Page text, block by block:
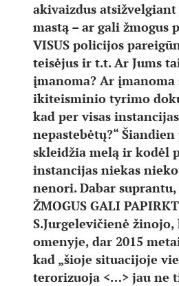
akivaizdus
mastą – ar gali žmogus
VISUS policijos
teisėjus ir t.t. Ar Jums
įmanoma? Ar
ikiteisminio tyrimo
kad per visas
nepastebėtų?“
skleidžia melą ir kodėl
instancijas niekas
nenori. Dabar
ŽMOGUS GALI
S.Jurgelevičienė
omenyje, dar 2015
kad „šioje situacijoje
terorizuoja <…> jau ne